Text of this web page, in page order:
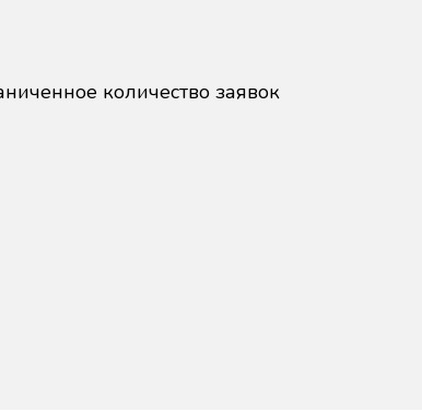
количество заявок